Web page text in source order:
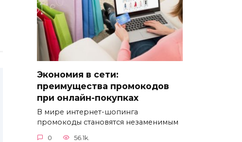
Экономия в сети:
преимущества промокодов
при онлайн-покупках
В мире интернет-шопинга
промокоды становятся незаменимым
0 56.1k.